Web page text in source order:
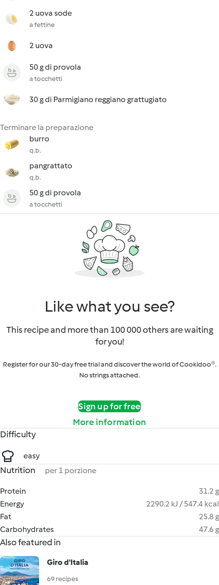
2 uova sode
a fettine
2 uova
50 g di provola
a tocchetti
30 g di Parmigiano reggiano grattugiato
Terminare la preparazione
burro
q.b.
pangrattato
q.b.
50 g di provola
a tocchetti
Like what you see?
This recipe and more than 100 000 others are waiting
for you!
Register for our 30-day free trial and discover the world of Cookidoo®.
No strings attached.
Sign up for free
More information
Difficulty
easy
Nutrition per 1 porzione
Protein
31.2 g
Energy
2290.2 kJ / 547.4 kcal
Fat
25.8 g
Carbohydrates
47.6 g
Also featured in
Giro d'Italia
69 recipes